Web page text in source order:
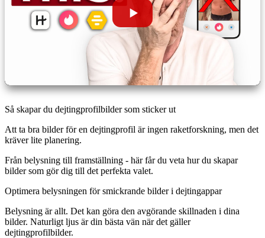
Så skapar du dejtingprofilbilder som sticker ut
Att ta bra bilder för en dejtingprofil är ingen raketforskning, men det
kräver lite planering.
Från belysning till framställning - här får du veta hur du skapar
bilder som gör dig till det perfekta valet.
Optimera belysningen för smickrande bilder i dejtingappar
Belysning är allt. Det kan göra den avgörande skillnaden i dina
bilder. Naturligt ljus är din bästa vän när det gäller
dejtingprofilbilder.